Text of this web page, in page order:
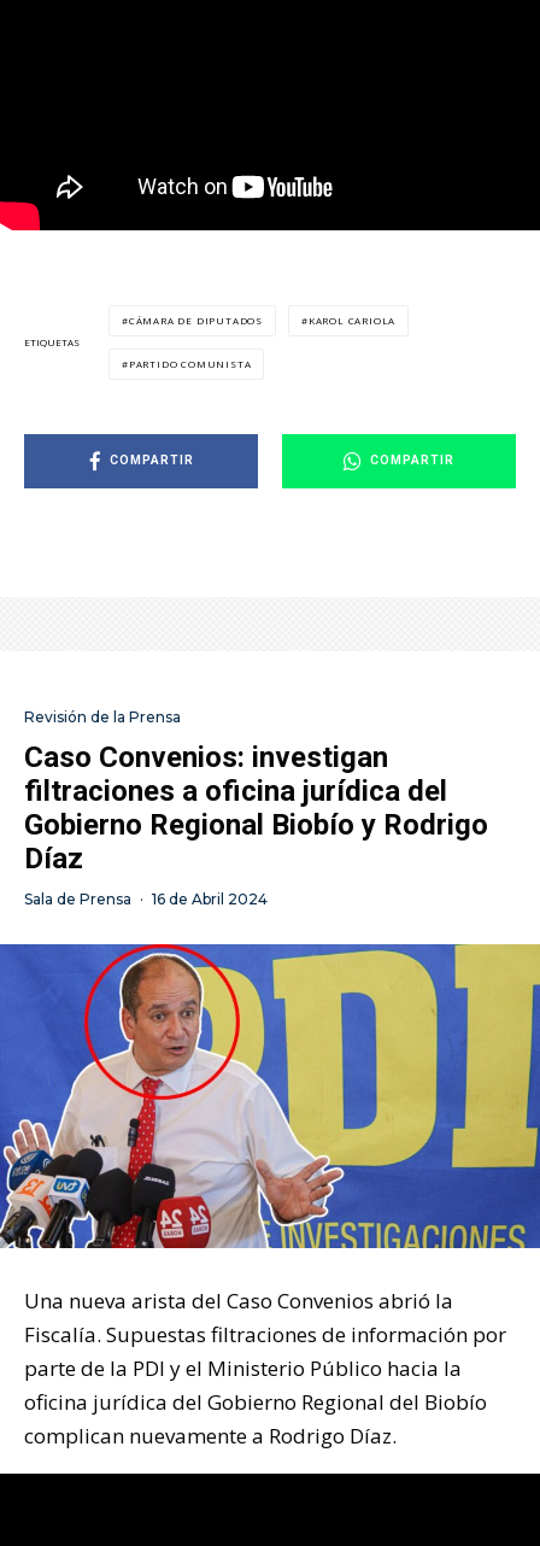
ETIQUETAS
CÁMARA DE DIPUTADOS KAROL CARIOLA
PARTIDO COMUNISTA
COMPARTIR COMPARTIR
Revisión de la Prensa
Caso Convenios: investigan
filtraciones a oficina jurídica del
Gobierno Regional Biobío y Rodrigo
Díaz
Sala de Prensa · 16 de Abril 2024
Una nueva arista del Caso Convenios abrió la
Fiscalía. Supuestas filtraciones de información por
parte de la PDI y el Ministerio Público hacia la
oficina jurídica del Gobierno Regional del Biobío
complican nuevamente a Rodrigo Díaz.